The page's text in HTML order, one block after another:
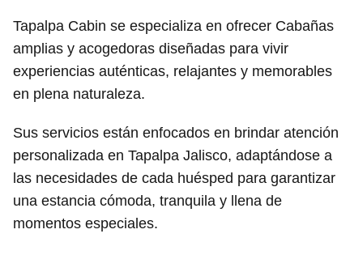
Tapalpa Cabin se especializa en ofrecer Cabañas
amplias y acogedoras diseñadas para vivir
experiencias auténticas, relajantes y memorables
en plena naturaleza.
Sus servicios están enfocados en brindar atención
personalizada en Tapalpa Jalisco, adaptándose a
las necesidades de cada huésped para garantizar
una estancia cómoda, tranquila y llena de
momentos especiales.